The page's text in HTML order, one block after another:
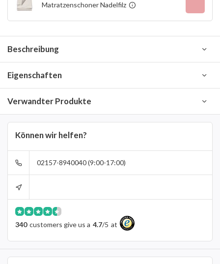
Matratzenschoner Nadelfilz
Beschreibung
Eigenschaften
Verwandter Produkte
Können wir helfen?
02157-8940040 (9:00-17:00)
340 customers give us a 4.7/5 at